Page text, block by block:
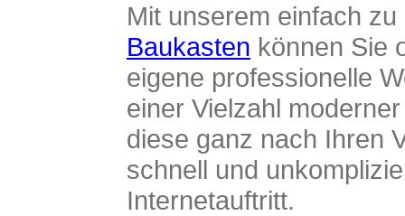
Mit unserem einfach
Baukasten können Sie
eigene professionelle
einer Vielzahl
diese ganz nach Ihren
schnell und
Internetauftritt.